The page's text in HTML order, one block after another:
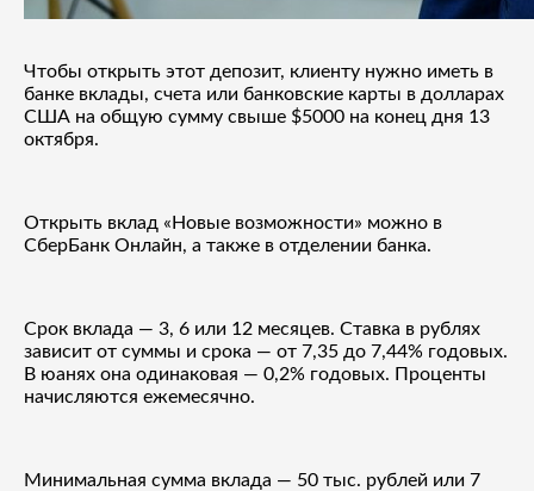
Чтобы открыть этот депозит, клиенту нужно иметь в
банке вклады, счета или банковские карты в долларах
США на общую сумму свыше $5000 на конец дня 13
октября.
Открыть вклад «Новые возможности» можно в
СберБанк Онлайн, а также в отделении банка.
Срок вклада — 3, 6 или 12 месяцев. Ставка в рублях
зависит от суммы и срока — от 7,35 до 7,44% годовых.
В юанях она одинаковая — 0,2% годовых. Проценты
начисляются ежемесячно.
Минимальная сумма вклада — 50 тыс. рублей или 7